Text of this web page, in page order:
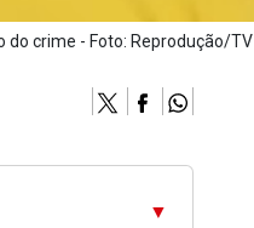
do crime - Foto: Reprodução/TV
▼